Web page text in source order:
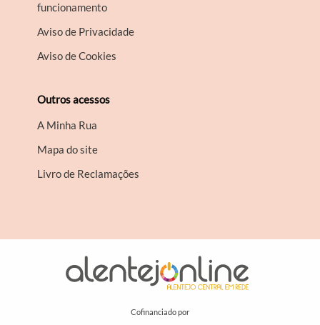
funcionamento
Aviso de Privacidade
Aviso de Cookies
Outros acessos
A Minha Rua
Mapa do site
Livro de Reclamações
Cofinanciado por